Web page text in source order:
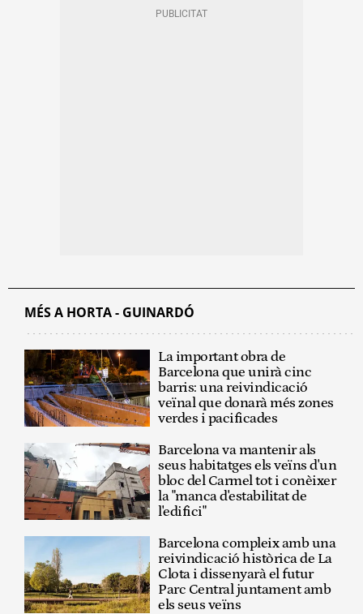
MÉS A HORTA - GUINARDÓ
La important obra de
Barcelona que unirà cinc
barris: una reivindicació
veïnal que donarà més zones
verdes i pacificades
Barcelona va mantenir als
seus habitatges els veïns d'un
bloc del Carmel tot i conèixer
la "manca d'estabilitat de
l'edifici"
Barcelona compleix amb una
reivindicació històrica de La
Clota i dissenyarà el futur
Parc Central juntament amb
els seus veïns